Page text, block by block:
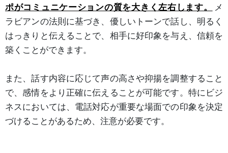
ポがコミュニケーションの質を大きく左右します。
メ
ラビアンの法則に基づき、優しいトーンで話し、明るく
はっきりと伝えることで、相手に好印象を与え、信頼を
築くことができます。
また、話す内容に応じて声の高さや抑揚を調整すること
で、感情をより正確に伝えることが可能です。特にビジ
ネスにおいては、電話対応が重要な場面での印象を決定
づけることがあるため、注意が必要です。